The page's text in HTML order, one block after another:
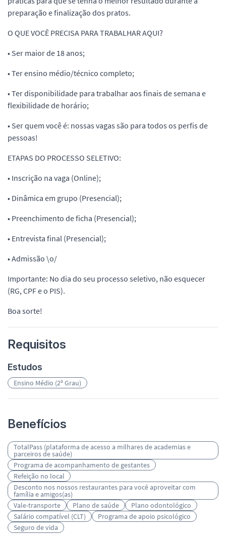
preparação e finalização dos pratos.
O QUE VOCÊ PRECISA PARA TRABALHAR AQUI?
• Ser maior de 18 anos;
• Ter ensino médio/técnico completo;
• Ter disponibilidade para trabalhar aos finais de semana e
flexibilidade de horário;
• Ser quem você é: nossas vagas são para todos os perfis de
pessoas!
ETAPAS DO PROCESSO SELETIVO:
• Inscrição na vaga (Online);
• Dinâmica em grupo (Presencial);
• Preenchimento de ficha (Presencial);
• Entrevista final (Presencial);
• Admissão \o/
Importante: No dia do seu processo seletivo, não esquecer
(RG, CPF e o PIS).
Boa sorte!
Requisitos
Estudos
Ensino Médio (2º Grau)
Benefícios
TotalPass (plataforma de acesso a milhares de academias e
parceiros de saúde)
Programa de acompanhamento de gestantes
Refeição no local
Desconto nos nossos restaurantes para você aproveitar com
família e amigos(as)
Vale-transporte
Plano de saúde
Plano odontológico
Salário compatível (CLT)
Programa de apoio psicológico
Seguro de vida